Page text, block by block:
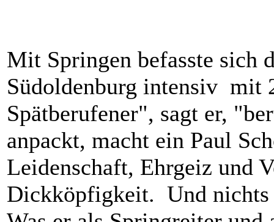
Mit Springen befasste sich
Südoldenburg intensiv mit
Spätberufener", sagt er,
anpackt, macht ein Paul
Leidenschaft, Ehrgeiz und
Dickköpfigkeit. Und nichts